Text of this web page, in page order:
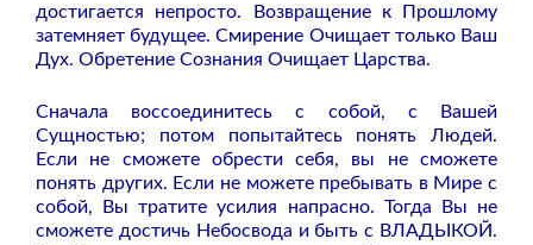
достигается непросто. Возвращение к Прошлому
затемняет будущее. Смирение Очищает только Ваш
Дух. Обретение Сознания Очищает Царства.
Сначала воссоединитесь с собой, с Вашей
Сущностью; потом попытайтесь понять Людей.
Если не сможете обрести себя, вы не сможете
понять других. Если не можете пребывать в Мире с
собой, Вы тратите усилия напрасно. Тогда Вы не
сможете достичь Небосвода и быть с ВЛАДЫКОЙ.